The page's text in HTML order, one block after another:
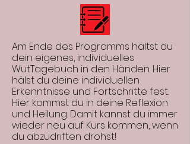
Am Ende des Programms hältst du
dein eigenes, individuelles
WutTagebuch in den Händen. Hier
hälst du deine individuellen
Erkenntnisse und Fortschritte fest.
Hier kommst du in deine Reflexion
und Heilung. Damit kannst du immer
wieder neu auf Kurs kommen, wenn
du abzudriften drohst!